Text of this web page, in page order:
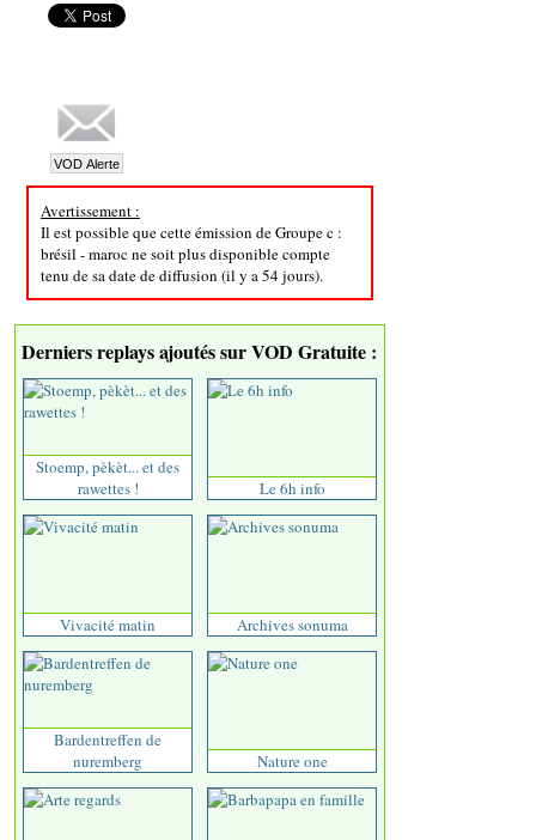
Avertissement :
Il est possible que cette émission de Groupe c :
brésil - maroc ne soit plus disponible compte
tenu de sa date de diffusion (il y a 54 jours).
Derniers replays ajoutés sur VOD Gratuite :
Stoemp, pèkèt... et des
rawettes !
Le 6h info
Vivacité matin Archives sonuma
Bardentreffen de
nuremberg
Nature one